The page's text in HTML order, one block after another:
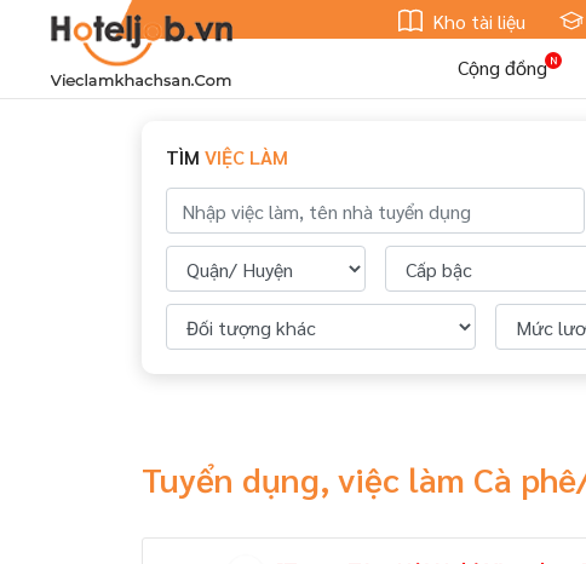
Kho tài liệu
Cộng đồng
TÌM VIỆC LÀM
Tuyển dụng, việc làm Cà